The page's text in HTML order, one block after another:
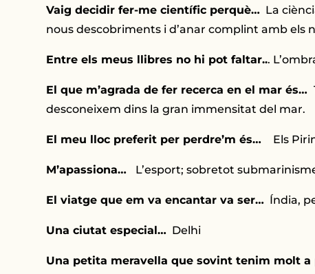
Vaig decidir fer-me científic perquè… La
nous descobriments i d’anar complint amb
Entre els meus llibres no hi pot faltar...
El que m’agrada de fer recerca en el mar és…
desconeixem dins la gran immensitat del mar.
El meu lloc preferit per perdre’m és… Els
M’apassiona… L’esport; sobretot
El viatge que em va encantar va ser… Índia,
Una ciutat especial… Delhi
Una petita meravella que sovint tenim molt